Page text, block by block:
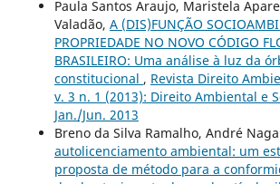
Paula Santos Araujo, Maristela
Valadão, A (DIS)FUNÇÃO
PROPRIEDADE NO NOVO CÓDIGO
BRASILEIRO: Uma análise à luz da
constitucional , Revista Direito
v. 3 n. 1 (2013): Direito Ambiental e
Jan./Jun. 2013
Breno da Silva Ramalho, André
autolicenciamento ambiental: um
proposta de método para a